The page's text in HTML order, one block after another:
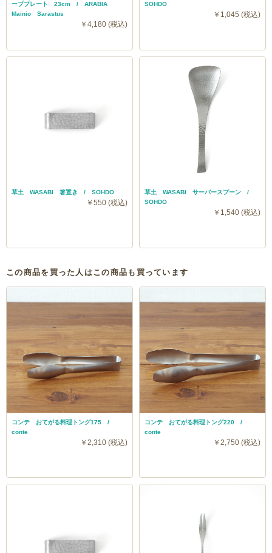
ーププレート 23cm / ARABIA
Mainio Sarastus
￥4,180 (税込)
SOHDO
￥1,045 (税込)
草土 WASABI 箸置き / SOHDO
￥550 (税込)
草土 WASABI サーバースプーン /
SOHDO
￥1,540 (税込)
この商品を買った人はこの商品も買っています
コンテ おてがる料理トング175 /
conte
￥2,310 (税込)
コンテ おてがる料理トング220 /
conte
￥2,750 (税込)